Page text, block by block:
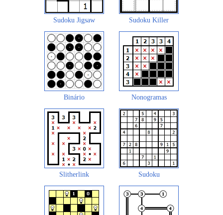
Sudoku Jigsaw Sudoku Killer
Binário Nonogramas
Slitherlink Sudoku